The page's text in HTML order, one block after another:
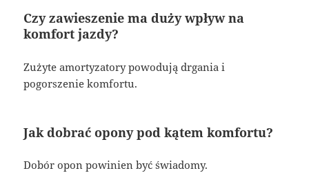
Czy zawieszenie ma duży wpływ na
komfort jazdy?
Zużyte amortyzatory powodują drgania i
pogorszenie komfortu.
Jak dobrać opony pod kątem komfortu?
Dobór opon powinien być świadomy.